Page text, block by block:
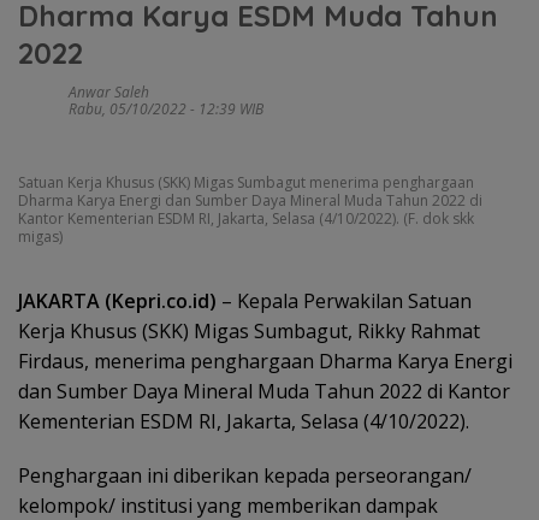
Dharma Karya ESDM Muda Tahun
2022
Anwar Saleh
Rabu, 05/10/2022 - 12:39 WIB
Satuan Kerja Khusus (SKK) Migas Sumbagut menerima penghargaan
Dharma Karya Energi dan Sumber Daya Mineral Muda Tahun 2022 di
Kantor Kementerian ESDM RI, Jakarta, Selasa (4/10/2022). (F. dok skk
migas)
JAKARTA (Kepri.co.id) – Kepala Perwakilan Satuan
Kerja Khusus (SKK) Migas Sumbagut, Rikky Rahmat
Firdaus, menerima penghargaan Dharma Karya Energi
dan Sumber Daya Mineral Muda Tahun 2022 di Kantor
Kementerian ESDM RI, Jakarta, Selasa (4/10/2022).
Penghargaan ini diberikan kepada perseorangan/
kelompok/ institusi yang memberikan dampak